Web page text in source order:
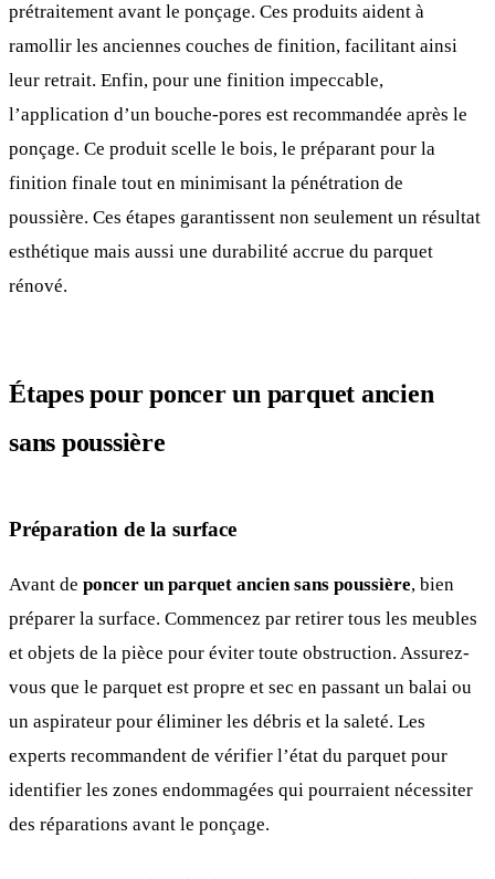
prétraitement avant le ponçage. Ces produits aident à
ramollir les anciennes couches de finition, facilitant ainsi
leur retrait. Enfin, pour une finition impeccable,
l’application d’un bouche-pores est recommandée après le
ponçage. Ce produit scelle le bois, le préparant pour la
finition finale tout en minimisant la pénétration de
poussière. Ces étapes garantissent non seulement un résultat
esthétique mais aussi une durabilité accrue du parquet
rénové.
Étapes pour poncer un parquet ancien
sans poussière
Préparation de la surface
Avant de poncer un parquet ancien sans poussière, bien
préparer la surface. Commencez par retirer tous les meubles
et objets de la pièce pour éviter toute obstruction. Assurez-
vous que le parquet est propre et sec en passant un balai ou
un aspirateur pour éliminer les débris et la saleté. Les
experts recommandent de vérifier l’état du parquet pour
identifier les zones endommagées qui pourraient nécessiter
des réparations avant le ponçage.